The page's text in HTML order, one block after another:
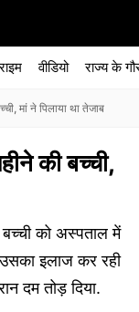
वीडियो राज्‍य के
मां ने पिलाया था तेजाब
की बच्ची,
बच्ची को अस्पताल में
उसका इलाज कर रही
दम तोड़ दिया.